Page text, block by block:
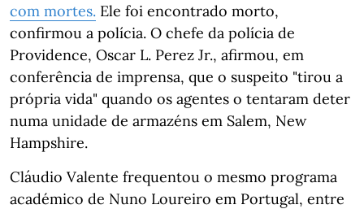
com mortes. Ele foi encontrado morto,
confirmou a polícia. O chefe da polícia de
Providence, Oscar L. Perez Jr., afirmou, em
conferência de imprensa, que o suspeito "tirou a
própria vida" quando os agentes o tentaram deter
numa unidade de armazéns em Salem, New
Hampshire.
Cláudio Valente frequentou o mesmo programa
académico de Nuno Loureiro em Portugal, entre